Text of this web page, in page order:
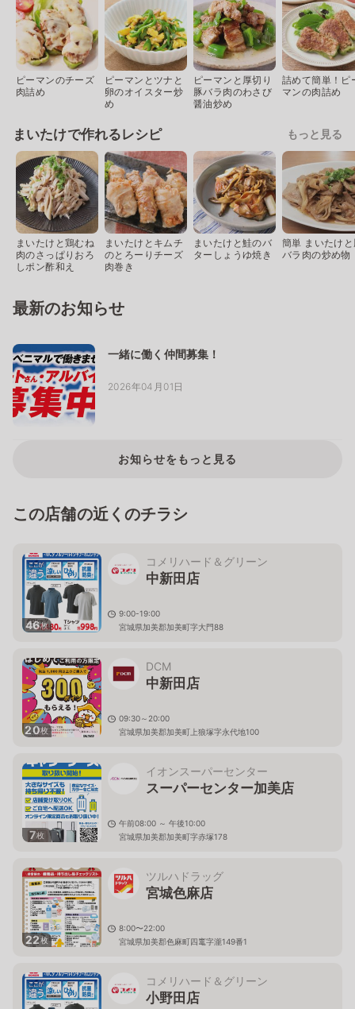
ピーマンのチーズ
肉詰め
ピーマンとツナと
卵のオイスター炒
め
ピーマンと厚切り
豚バラ肉のわさび
醤油炒め
詰めて簡単！ピ
マンの肉詰め
まいたけで作れるレシピ もっと見る
まいたけと鶏むね
肉のさっぱりおろ
しポン酢和え
まいたけとキムチ
のとろーりチーズ
肉巻き
まいたけと鮭のバ
ターしょうゆ焼き
簡単 まいたけ
バラ肉の炒め物
最新のお知らせ
一緒に働く仲間募集！
2026年04月01日
お知らせをもっと見る
この店舗の近くのチラシ
46枚
コメリハード＆グリーン
中新田店
9:00-19:00
宮城県加美郡加美町字大門88
20枚
DCM
中新田店
09:30～20:00
宮城県加美郡加美町上狼塚字永代地100
7枚
イオンスーパーセンター
スーパーセンター加美店
午前08:00 ～ 午後10:00
宮城県加美郡加美町字赤塚178
22枚
ツルハドラッグ
宮城色麻店
8:00〜22:00
宮城県加美郡色麻町四竃字瀧149番1
コメリハード＆グリーン
小野田店